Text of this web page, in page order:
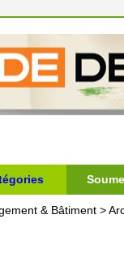
& Bâtiment >